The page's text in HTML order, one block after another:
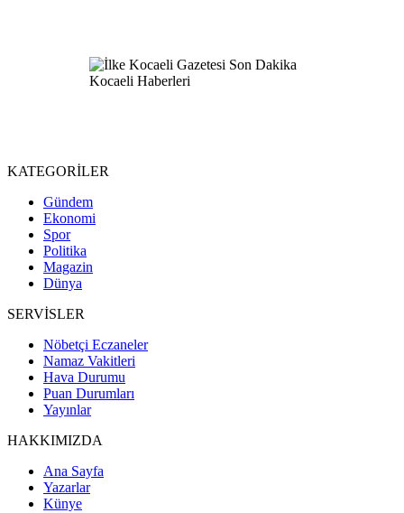
KATEGORİLER
Gündem
Ekonomi
Spor
Politika
Magazin
Dünya
SERVİSLER
Nöbetçi Eczaneler
Namaz Vakitleri
Hava Durumu
Puan Durumları
Yayınlar
HAKKIMIZDA
Ana Sayfa
Yazarlar
Künye